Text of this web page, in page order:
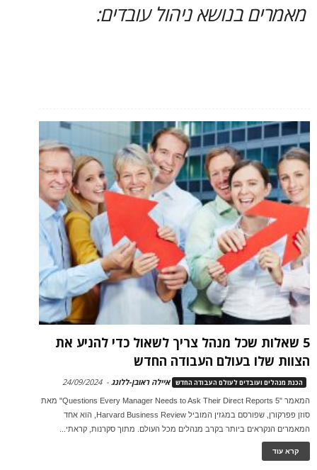
מאמרים בנושא ניהול עובדים:
5 שאלות שכל מנהל צריך לשאול כדי להניע את
הצוות שלו בעולם העבודה החדש
הכנת מנהלים ועובדים לעולם העבודה החדש איילה ראובן-ללונג -
24/09/2024
המאמר "5 Questions Every Manager Needs to Ask Their Direct Reports" מאת
סוזן פפרקורן, שפורסם במגזין המוביל Harvard Business Review, הוא אחד
המאמרים הנקראים ביותר בקרב מנהלים מכל העולם. מתוך סקרנות, קראתי...
קרא עוד